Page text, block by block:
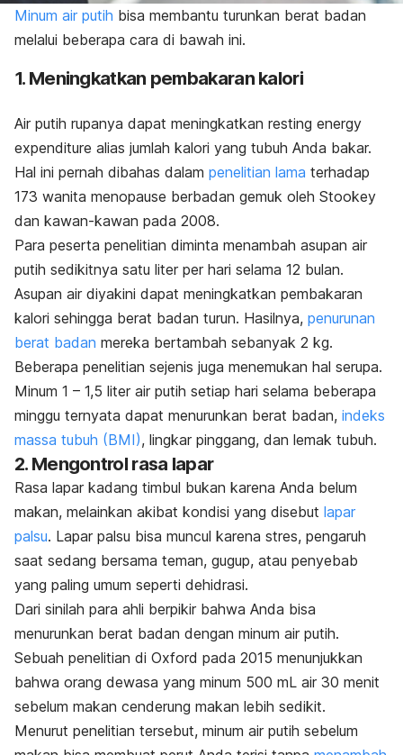
Minum air putih bisa membantu turunkan berat badan
melalui beberapa cara di bawah ini.
1. Meningkatkan pembakaran kalori
Air putih rupanya dapat meningkatkan resting energy
expenditure alias jumlah kalori yang tubuh Anda bakar.
Hal ini pernah dibahas dalam penelitian lama terhadap
173 wanita menopause berbadan gemuk oleh Stookey
dan kawan-kawan pada 2008.
Para peserta penelitian diminta menambah asupan air
putih sedikitnya satu liter per hari selama 12 bulan.
Asupan air diyakini dapat meningkatkan pembakaran
kalori sehingga berat badan turun. Hasilnya, penurunan
berat badan mereka bertambah sebanyak 2 kg.
Beberapa penelitian sejenis juga menemukan hal serupa.
Minum 1 – 1,5 liter air putih setiap hari selama beberapa
minggu ternyata dapat menurunkan berat badan, indeks
massa tubuh (BMI), lingkar pinggang, dan lemak tubuh.
2. Mengontrol rasa lapar
Rasa lapar kadang timbul bukan karena Anda belum
makan, melainkan akibat kondisi yang disebut lapar
palsu. Lapar palsu bisa muncul karena stres, pengaruh
saat sedang bersama teman, gugup, atau penyebab
yang paling umum seperti dehidrasi.
Dari sinilah para ahli berpikir bahwa Anda bisa
menurunkan berat badan dengan minum air putih.
Sebuah penelitian di Oxford pada 2015 menunjukkan
bahwa orang dewasa yang minum 500 mL air 30 menit
sebelum makan cenderung makan lebih sedikit.
Menurut penelitian tersebut, minum air putih sebelum